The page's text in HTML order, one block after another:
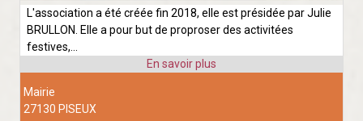
L'association a été créée fin 2018, elle est présidée par Julie
BRULLON. Elle a pour but de proproser des activitées
festives,...
Mairie
27130 PISEUX